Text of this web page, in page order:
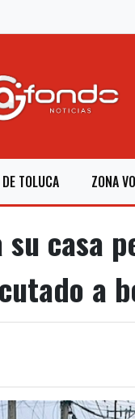
TOLUCA ZONA
su casa
a